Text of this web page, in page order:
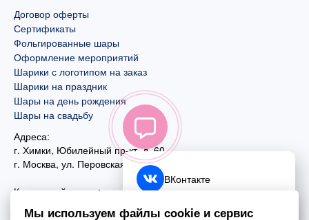
Договор оферты
Сертификаты
Фольгированные шары
Оформление мероприятий
Шарики с логотипом на заказ
Шарики на праздник
Шары на день рождения
Шары на свадьбу
Адреса:
г. Химки, Юбилейный пр-кт, д. 60
г. Москва, ул. Перовская, д. 59
Контактный номер:
ВКонтакте
Telegram
Мы используем файлы cookie и сервис